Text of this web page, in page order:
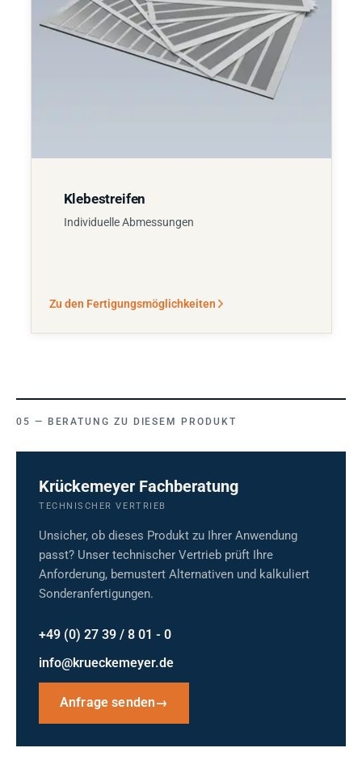
Klebestreifen
Individuelle Abmessungen
Zu den Fertigungsmöglichkeiten
BERATUNG ZU DIESEM PRODUKT
Krückemeyer Fachberatung
TECHNISCHER VERTRIEB
Unsicher, ob dieses Produkt zu Ihrer Anwendung
passt? Unser technischer Vertrieb prüft Ihre
Anforderung, bemustert Alternativen und kalkuliert
Sonderanfertigungen.
+49 (0) 27 39 / 8 01 - 0
info@krueckemeyer.de
Anfrage senden→